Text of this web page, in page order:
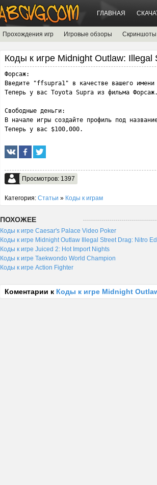
ГЛАВНАЯ
Прохождения игр Игровые обзоры Скриншоты
Коды к игре Midnight Outlaw: Illegal
Форсаж:
Введите "ffsupra1" в качестве вашего
Теперь у вас Toyota Supra из фильма Форсаж.
Свободные деньги:
В начале игры создайте профиль под
Теперь у вас $100,000.
Просмотров: 1397
Категория: Статьи » Коды к играм
ПОХОЖЕЕ
Коды к игре Caesar's Palace Video Poker
Коды к игре Midnight Outlaw Illegal Street Drag: Nitro
Коды к игре Juiced 2: Hot Import Nights
Коды к игре Taekwondo World Champion
Коды к игре Action Fighter
Коментарии к Коды к игре Midnight